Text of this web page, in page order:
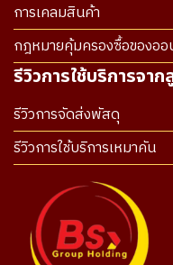
การเคลมสินค้า
กฎหมายคุ้มครองซื้อของออ
รีวิวการใช้บริการจาก
รีวิวการจัดส่งพัสดุ
รีวิวการใช้บริการเหมาคัน